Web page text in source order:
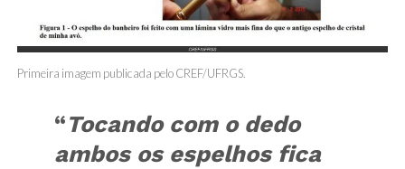
Primeira imagem publicada pelo CREF/UFRGS.
“Tocando com o dedo
ambos os espelhos fica